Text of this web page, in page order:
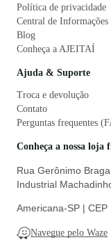
Política de privacidade
Central de Informações
Blog
Conheça a AJEITAÍ
Ajuda & Suporte
Troca e devolução
Contato
Perguntas frequentes
Conheça a nossa loja
Rua Gerônimo
Industrial
Americana-SP | CEP
Navegue pelo Waze